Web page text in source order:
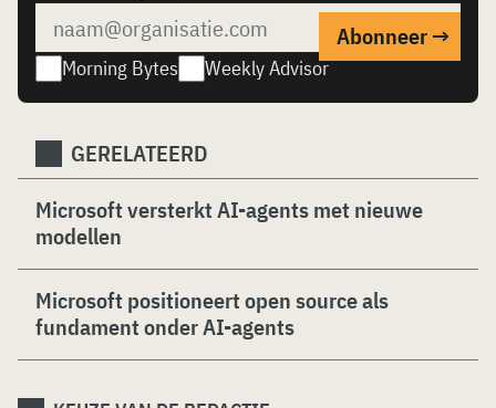
Morning Bytes Weekly Advisor
GERELATEERD
Microsoft versterkt AI-agents met nieuwe
modellen
Microsoft positioneert open source als
fundament onder AI-agents